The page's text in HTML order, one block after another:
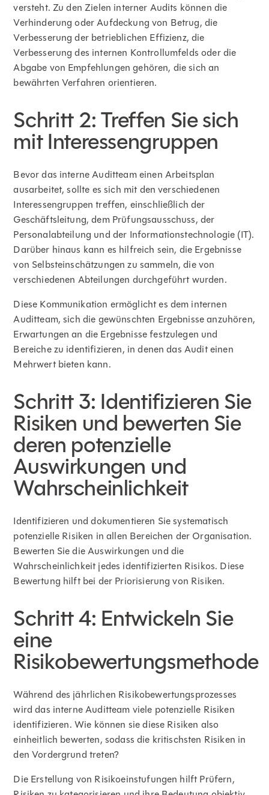
versteht. Zu den Zielen interner Audits können die
Verhinderung oder Aufdeckung von Betrug, die
Verbesserung der betrieblichen Effizienz, die
Verbesserung des internen Kontrollumfelds oder die
Abgabe von Empfehlungen gehören, die sich an
bewährten Verfahren orientieren.
Schritt 2: Treffen Sie sich
mit Interessengruppen
Bevor das interne Auditteam einen Arbeitsplan
ausarbeitet, sollte es sich mit den verschiedenen
Interessengruppen treffen, einschließlich der
Geschäftsleitung, dem Prüfungsausschuss, der
Personalabteilung und der Informationstechnologie (IT).
Darüber hinaus kann es hilfreich sein, die Ergebnisse
von Selbsteinschätzungen zu sammeln, die von
verschiedenen Abteilungen durchgeführt wurden.
Diese Kommunikation ermöglicht es dem internen
Auditteam, sich die gewünschten Ergebnisse anzuhören,
Erwartungen an die Ergebnisse festzulegen und
Bereiche zu identifizieren, in denen das Audit einen
Mehrwert bieten kann.
Schritt 3: Identifizieren Sie
Risiken und bewerten Sie
deren potenzielle
Auswirkungen und
Wahrscheinlichkeit
Identifizieren und dokumentieren Sie systematisch
potenzielle Risiken in allen Bereichen der Organisation.
Bewerten Sie die Auswirkungen und die
Wahrscheinlichkeit jedes identifizierten Risikos. Diese
Bewertung hilft bei der Priorisierung von Risiken.
Schritt 4: Entwickeln Sie
eine
Risikobewertungsmethode
Während des jährlichen Risikobewertungsprozesses
wird das interne Auditteam viele potenzielle Risiken
identifizieren. Wie können sie diese Risiken also
einheitlich bewerten, sodass die kritischsten Risiken in
den Vordergrund treten?
Die Erstellung von Risikoeinstufungen hilft Prüfern,